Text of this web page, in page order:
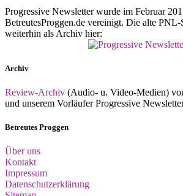
Progressive Newsletter wurde im Februar
BetreutesProggen.de vereinigt. Die alte
weiterhin als Archiv hier:
Archiv
Review-Archiv (Audio- u. Video-Medien)
und unserem Vorläufer Progressive
Betreutes Proggen
Über uns
Kontakt
Impressum
Datenschutzerklärung